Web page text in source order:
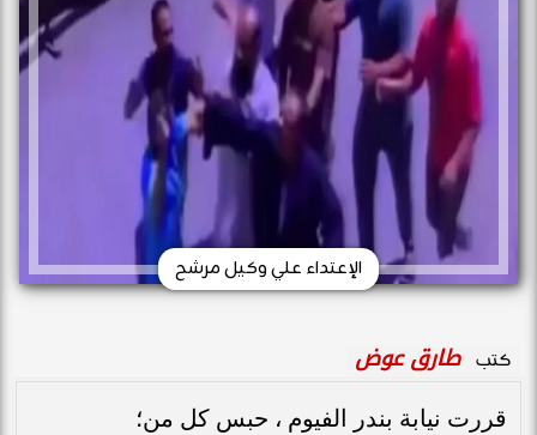
الإعتداء علي وكيل مرشح
كتب طارق عوض
قررت نيابة بندر الفيوم ، حبس كل من؛